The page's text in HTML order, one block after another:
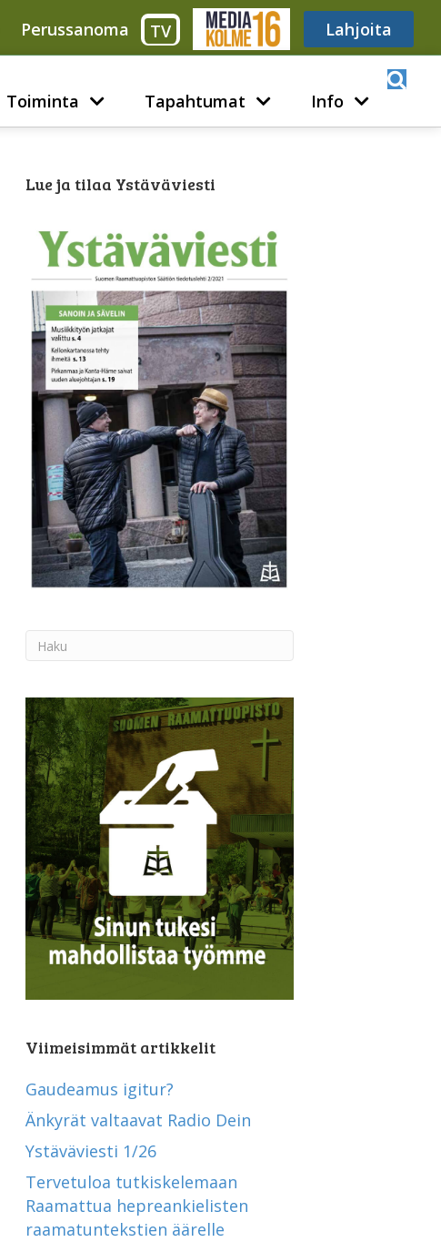
Perussanoma TV Media316 Lahjoita
Toiminta Tapahtumat Info
Lue ja tilaa Ystäväviesti
Viimeisimmät artikkelit
Gaudeamus igitur?
Änkyrät valtaavat Radio Dein
Ystäväviesti 1/26
Tervetuloa tutkiskelemaan
Raamattua hepreankielisten
raamatuntekstien äärelle